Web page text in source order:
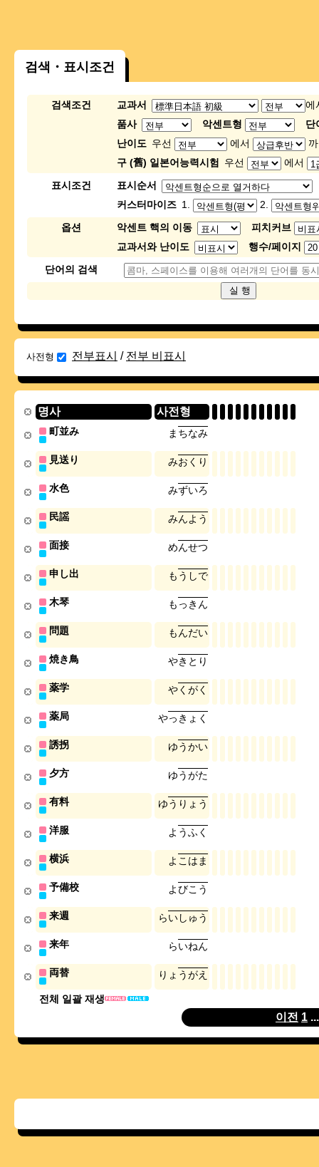
검색・표시조건
검색조건 교과서
에
품사
악센트형
단
난이도 우선 에서
구 (舊) 일본어능력시험
우선
에서
표시조건
표시순서
커스터마이즈 1.
2.
옵션
악센트 핵의 이동
피치커브
교과서와 난이도
행수/페이지
단어의 검색
사전형 전부표시 / 전부 비표시
명사 사전형
전체 일괄 재생
町並み ま ちなみ
見送り みお く り
水色 みずいろ
民謡 みんよ う
面接 めんせつ
申し出 も う しで
木琴 も っ き ん
問題 も んだい
焼き鳥 やき と り
薬学 やく がく
薬局 やっ き ょ く
誘拐 ゆうかい
夕方 ゆうがた
有料 ゆう り ょ う
洋服 よ うふ く
横浜 よ こ は ま
予備校 よびこ う
来週 らいし ゅ う
来年 らいねん
両替 り ょ うがえ
이전 1